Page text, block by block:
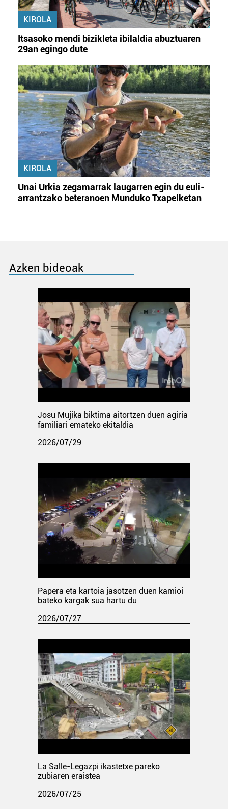
KIROLA
Itsasoko mendi bizikleta ibilaldia abuztuaren
29an egingo dute
KIROLA
Unai Urkia zegamarrak laugarren egin du euli-
arrantzako beteranoen Munduko Txapelketan
Azken bideoak
Josu Mujika biktima aitortzen duen agiria
familiari emateko ekitaldia
2026/07/29
Papera eta kartoia jasotzen duen kamioi
bateko kargak sua hartu du
2026/07/27
La Salle-Legazpi ikastetxe pareko
zubiaren eraistea
2026/07/25